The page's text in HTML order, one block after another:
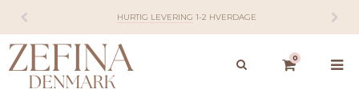
HURTIG LEVERING 1-2 HVERDAGE
0